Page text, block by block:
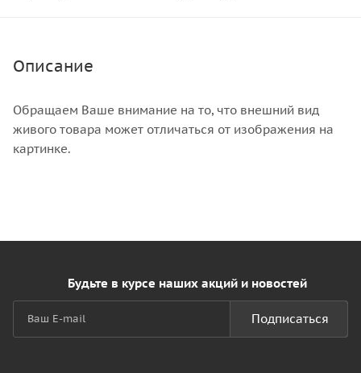
Описание
Обращаем Ваше внимание на то, что внешний вид
живого товара может отличаться от изображения на
картинке.
Будьте в курсе наших акций и новостей
Подписаться